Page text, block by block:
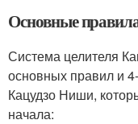
Основные
Система целителя
основных правил и
Кацудзо Ниши,
начала: